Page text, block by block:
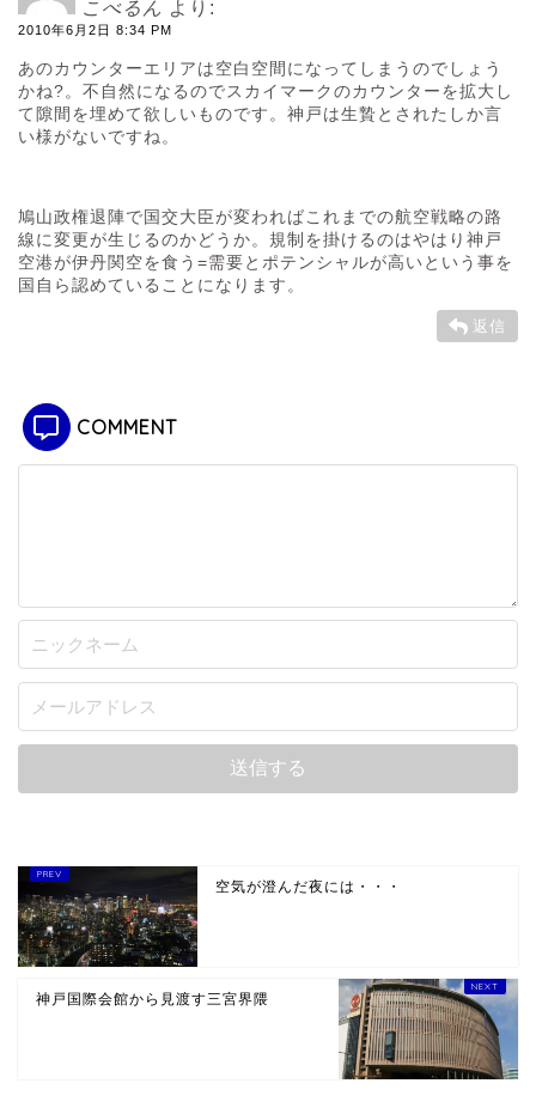
こべるん より:
2010年6月2日 8:34 PM
あのカウンターエリアは空白空間になってしまうのでしょう
かね?。不自然になるのでスカイマークのカウンターを拡大し
て隙間を埋めて欲しいものです。神戸は生贄とされたしか言
い様がないですね。
鳩山政権退陣で国交大臣が変わればこれまでの航空戦略の路
線に変更が生じるのかどうか。規制を掛けるのはやはり神戸
空港が伊丹関空を食う=需要とポテンシャルが高いという事を
国自ら認めていることになります。
返信
COMMENT
空気が澄んだ夜には・・・
神戸国際会館から見渡す三宮界隈